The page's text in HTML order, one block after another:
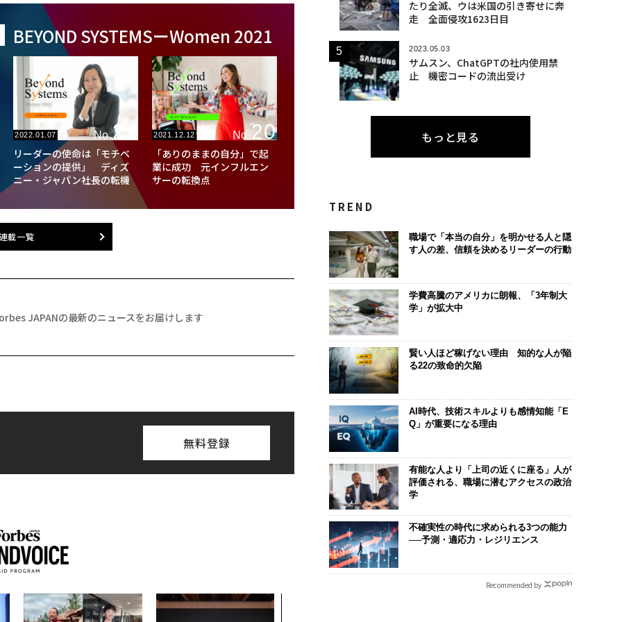
BEYOND SYSTEMSーWomen 2021
2022.01.07 No.21
リーダーの使命は「モチベ
ーションの提供」 ディズ
ニー・ジャパン社長の転機
2021.12.12 No.20
「ありのままの自分」で起
業に成功 元インフルエン
サーの転換点
載一覧
JAPANの最新のニュースをお届けします
無料登録
たり全滅、ウは米国の引き寄せに奔
走 全面侵攻1623日目
2023.05.03
サムスン、ChatGPTの社内使用禁
止 機密コードの流出受け
もっと見る
TREND
職場で「本当の自分」を明かせる人と隠
す人の差、信頼を決めるリーダーの行動
学費高騰のアメリカに朗報、「3年制大
学」が拡大中
賢い人ほど稼げない理由 知的な人が陥
る22の致命的欠陥
AI時代、技術スキルよりも感情知能「E
Q」が重要になる理由
有能な人より「上司の近くに座る」人が
評価される、職場に潜むアクセスの政治
学
不確実性の時代に求められる3つの能力
──予測・適応力・レジリエンス
Recommended by